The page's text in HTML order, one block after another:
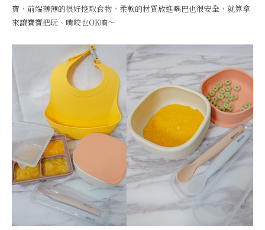
寶，前端薄薄的很好挖取食物，柔軟的材質放進嘴巴也很安全，就算拿
來讓寶寶把玩、啃咬也OK唷～